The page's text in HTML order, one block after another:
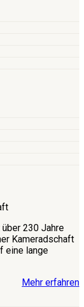
230 Jahre
Kameradschaft
eine lange
Mehr erfahren